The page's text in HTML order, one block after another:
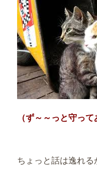
（ず～～っと守っ
ちょっと話は逸れる